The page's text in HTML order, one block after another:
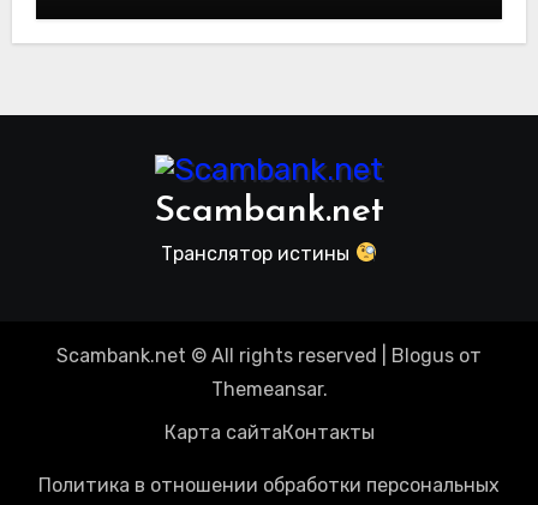
видом инвест проектов. Отзывы
Scambank.net
Транслятор истины
Scambank.net © All rights reserved Blogus от
Themeansar.
Карта сайтаКонтакты
Политика в отношении обработки персональных